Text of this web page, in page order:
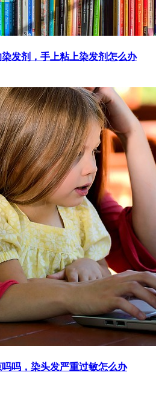
发剂，手上粘上染发剂怎么办
吗，染头发严重过敏怎么办